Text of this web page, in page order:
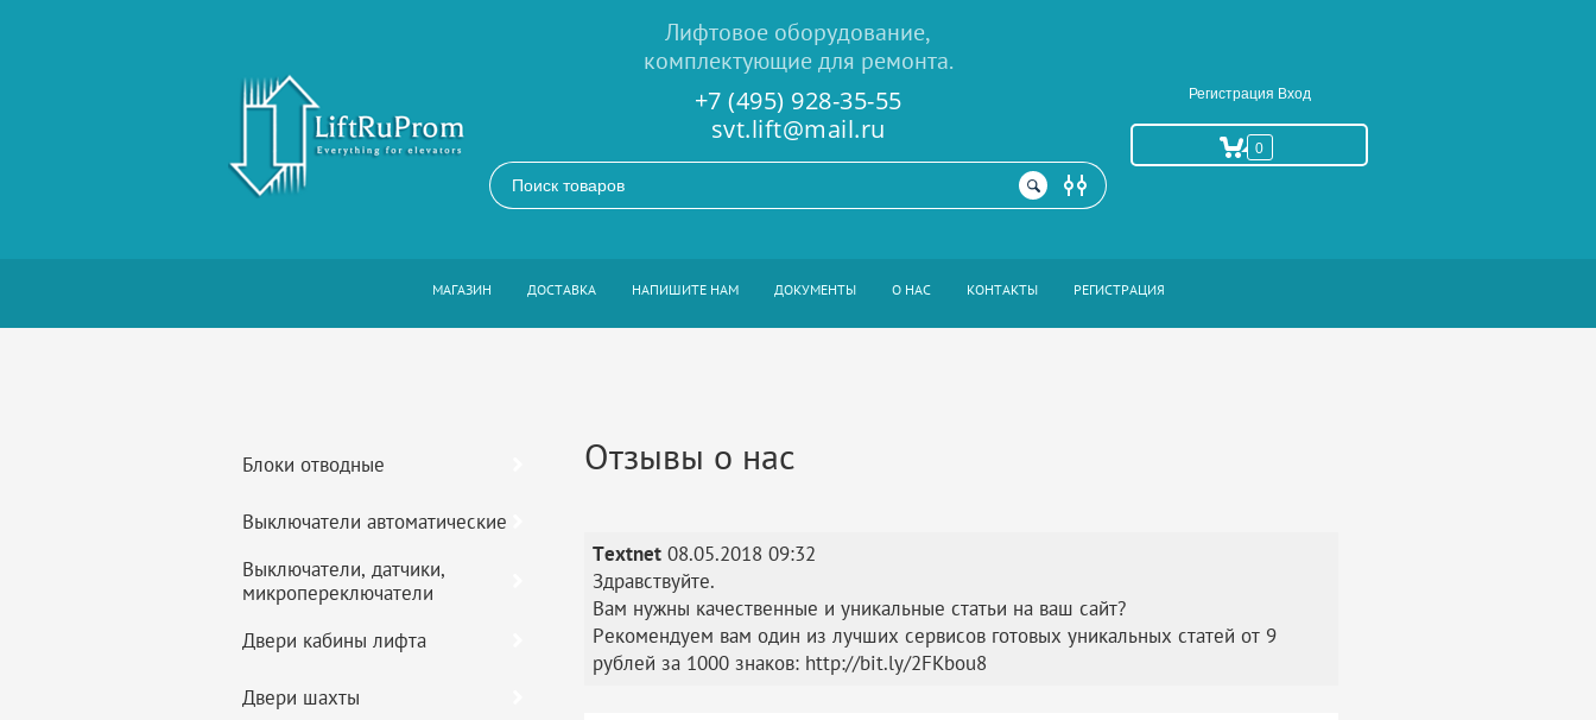
Лифтовое оборудование,
комплектующие для ремонта.
+7 (495) 928-35-55
svt.lift@mail.ru
Регистрация Вход
0
МАГАЗИН ДОСТАВКА НАПИШИТЕ НАМ ДОКУМЕНТЫ О НАС КОНТАКТЫ РЕГИСТРАЦИЯ
Блоки отводные
Выключатели автоматические
Выключатели, датчики,
микропереключатели
Двери кабины лифта
Двери шахты
Отзывы о нас
Textnet 08.05.2018 09:32
Здравствуйте.
Вам нужны качественные и уникальные статьи на ваш сайт?
Рекомендуем вам один из лучших сервисов готовых уникальных статей от 9
рублей за 1000 знаков: http://bit.ly/2FKbou8